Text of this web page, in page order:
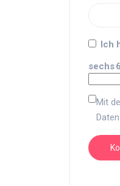
Ich
sechs6
Mit